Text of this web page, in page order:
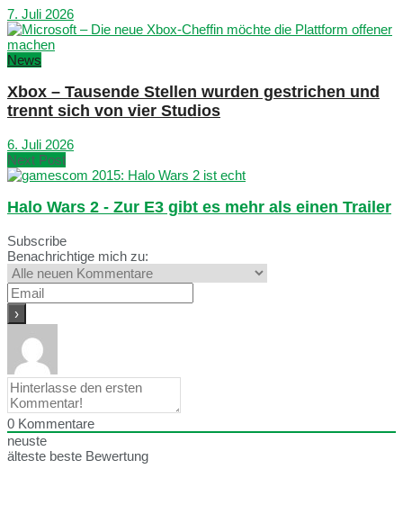
7. Juli 2026
News
Xbox – Tausende Stellen wurden gestrichen und
trennt sich von vier Studios
6. Juli 2026
Next Post
Halo Wars 2 - Zur E3 gibt es mehr als einen Trailer
Subscribe
Benachrichtige mich zu:
0 Kommentare
neuste
älteste beste Bewertung